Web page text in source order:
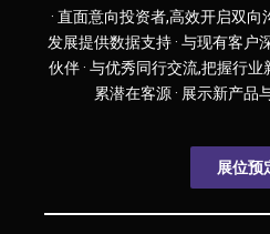
· 直面意向投资者,高效开启双向
发展提供数据支持 · 与现有客户
伙伴 · 与优秀同行交流,把握行业
累潜在客源 · 展示新产品
展位预